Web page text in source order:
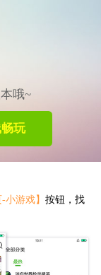
哦~
玩
小游戏】 按钮，找